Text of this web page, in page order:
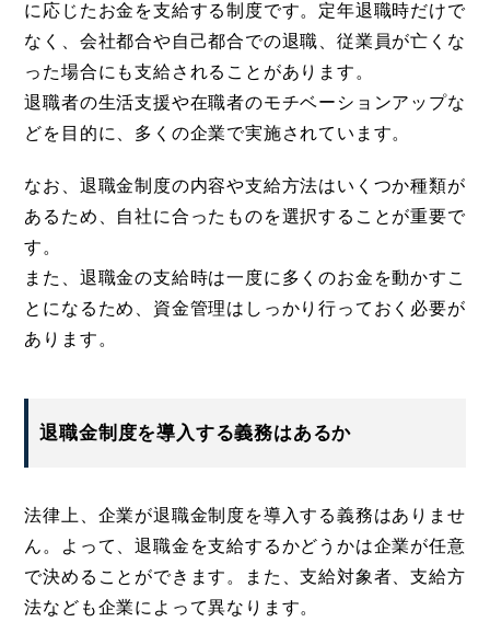
に応じたお金を支給する制度です。定年退職時だけで
なく、会社都合や自己都合での退職、従業員が亡くな
った場合にも支給されることがあります。
退職者の生活支援や在職者のモチベーションアップな
どを目的に、多くの企業で実施されています。
なお、退職金制度の内容や支給方法はいくつか種類が
あるため、自社に合ったものを選択することが重要で
す。
また、退職金の支給時は一度に多くのお金を動かすこ
とになるため、資金管理はしっかり行っておく必要が
あります。
退職金制度を導入する義務はあるか
法律上、企業が退職金制度を導入する義務はありませ
ん。よって、退職金を支給するかどうかは企業が任意
で決めることができます。また、支給対象者、支給方
法なども企業によって異なります。